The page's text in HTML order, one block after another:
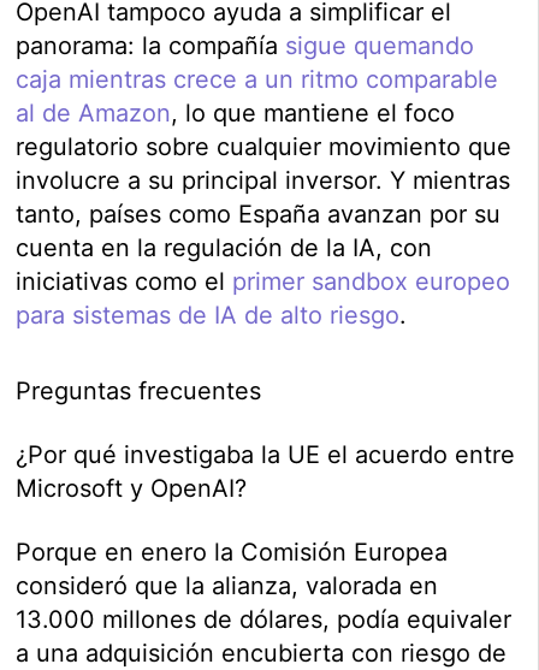
OpenAI tampoco ayuda a simplificar el
panorama: la compañía sigue quemando
caja mientras crece a un ritmo comparable
al de Amazon, lo que mantiene el foco
regulatorio sobre cualquier movimiento que
involucre a su principal inversor. Y mientras
tanto, países como España avanzan por su
cuenta en la regulación de la IA, con
iniciativas como el primer sandbox europeo
para sistemas de IA de alto riesgo.
Preguntas frecuentes
¿Por qué investigaba la UE el acuerdo entre
Microsoft y OpenAI?
Porque en enero la Comisión Europea
consideró que la alianza, valorada en
13.000 millones de dólares, podía equivaler
a una adquisición encubierta con riesgo de